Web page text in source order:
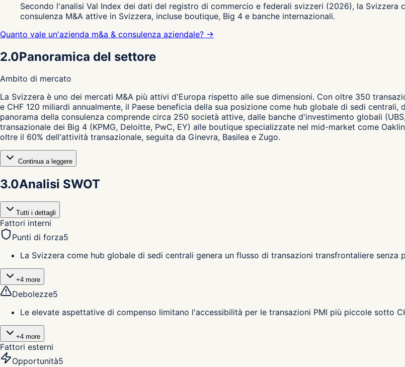
Secondo l'analisi Val Index dei dati del registro di commercio e federali svizzeri (2026), la
consulenza M&A attive in Svizzera, incluse boutique, Big 4 e banche internazionali.
Quanto vale un'azienda m&a & consulenza aziendale? →
2.0Panoramica del settore
Ambito di mercato
La Svizzera è uno dei mercati M&A più attivi d'Europa rispetto alle sue dimensioni. Con oltre 350
e CHF 120 miliardi annualmente, il Paese beneficia della sua posizione come hub globale di sedi
panorama della consulenza comprende circa 250 società attive, dalle banche d'investimento globali
transazionale dei Big 4 (KPMG, Deloitte, PwC, EY) alle boutique specializzate nel mid-market come
oltre il 60% dell'attività transazionale, seguita da Ginevra, Basilea e Zugo.
Continua a leggere
3.0Analisi SWOT
Tutti i dettagli
Fattori interni
Punti di forza5
La Svizzera come hub globale di sedi centrali genera un flusso di transazioni transfrontaliere
+4 more
Debolezze5
Le elevate aspettative di compenso limitano l'accessibilità per le transazioni PMI più piccole sotto
+4 more
Fattori esterni
Opportunità5